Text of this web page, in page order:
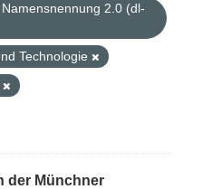
2.0 (dl-
Technologie
der Münchner